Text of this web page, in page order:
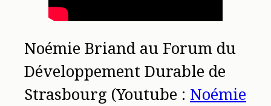
Noémie Briand au Forum du
Développement Durable de
Strasbourg (Youtube : Noémie